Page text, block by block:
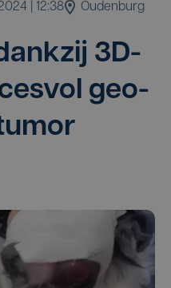
| 12:38 Oudenburg
3D-
geo­